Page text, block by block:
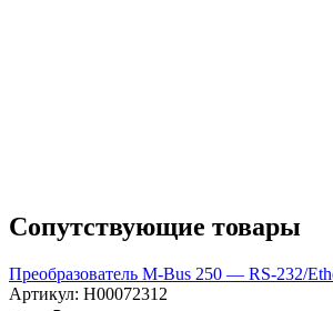
Сопутствующие товары
Преобразователь M-Bus 250 — RS-232/
Артикул: Н00072312